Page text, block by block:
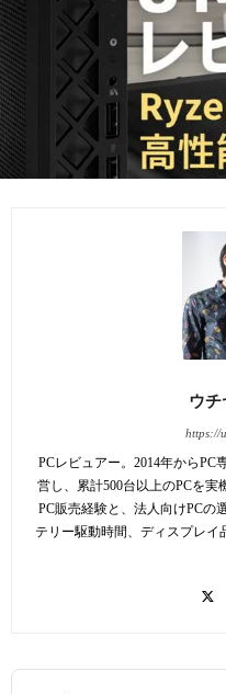
ウチ
https://
PCレビュアー。2014年からPC
営し、累計500台以上のPCを
PC販売経験と、法人向けPCの
テリー駆動時間、ディスプレイ